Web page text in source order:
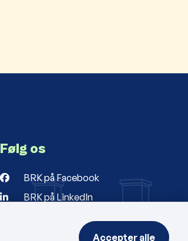
Følg os
BRK på Facebook
BRK på LinkedIn
Accepter alle